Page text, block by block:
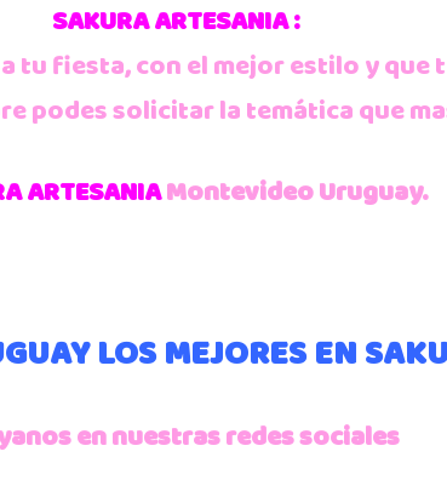
SAKURA ARTESANIA :
tu fiesta, con el mejor estilo y que
podes solicitar la temática que
ARTESANIAMontevideo Uruguay.
LOS MEJORES EN
en nuestras redes sociales